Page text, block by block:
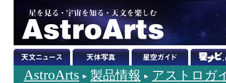
AstroArts 製品情報
アストロガ